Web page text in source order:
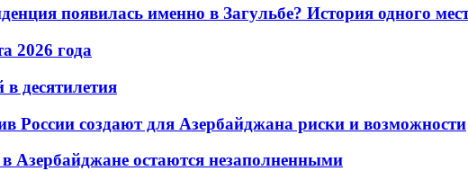
появилась именно в Загульбе? История одного
2026 года
десятилетия
создают для Азербайджана риски и возможности
Азербайджане остаются незаполненными